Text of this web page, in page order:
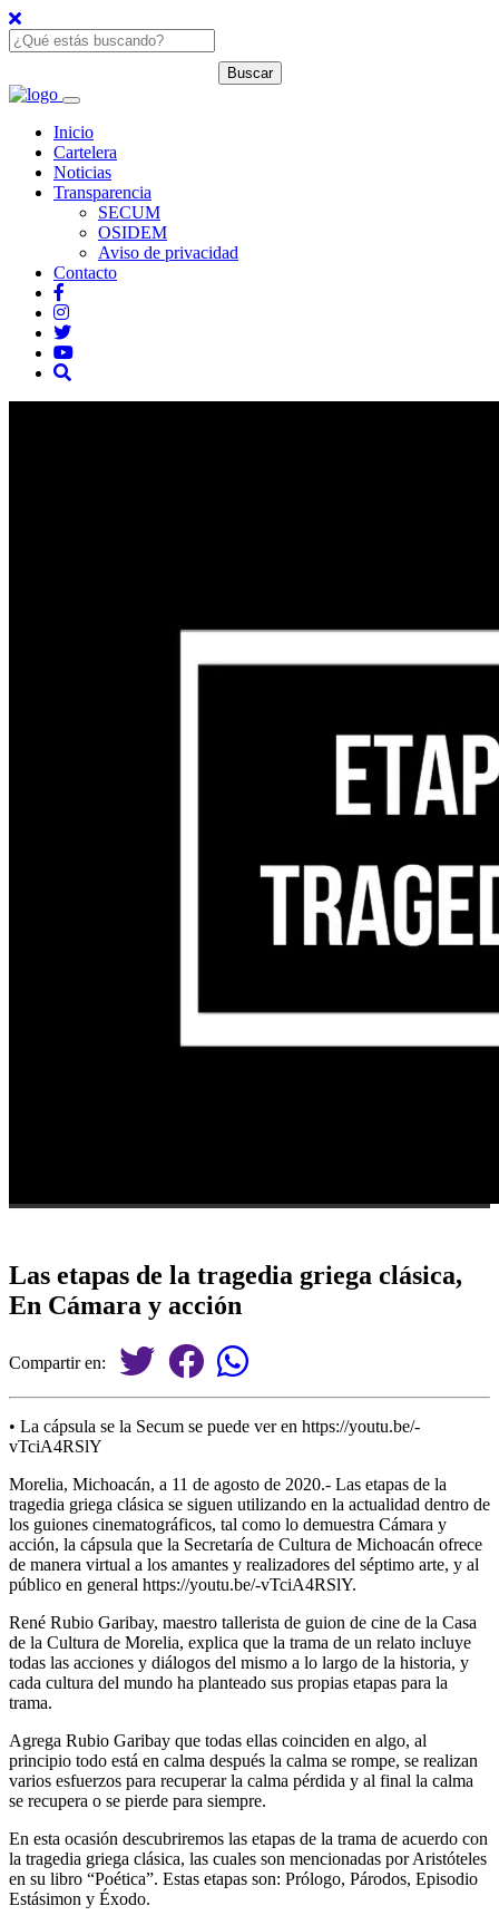
Inicio
Cartelera
Noticias
Transparencia
SECUM
OSIDEM
Aviso de privacidad
Contacto
Las etapas de la tragedia griega clásica,
En Cámara y acción
Compartir en:
• La cápsula se la Secum se puede ver en https://youtu.be/-
vTciA4RSlY
Morelia, Michoacán, a 11 de agosto de 2020.- Las etapas de la
tragedia griega clásica se siguen utilizando en la actualidad dentro de
los guiones cinematográficos, tal como lo demuestra Cámara y
acción, la cápsula que la Secretaría de Cultura de Michoacán ofrece
de manera virtual a los amantes y realizadores del séptimo arte, y al
público en general https://youtu.be/-vTciA4RSlY.
René Rubio Garibay, maestro tallerista de guion de cine de la Casa
de la Cultura de Morelia, explica que la trama de un relato incluye
todas las acciones y diálogos del mismo a lo largo de la historia, y
cada cultura del mundo ha planteado sus propias etapas para la
trama.
Agrega Rubio Garibay que todas ellas coinciden en algo, al
principio todo está en calma después la calma se rompe, se realizan
varios esfuerzos para recuperar la calma pérdida y al final la calma
se recupera o se pierde para siempre.
En esta ocasión descubriremos las etapas de la trama de acuerdo con
la tragedia griega clásica, las cuales son mencionadas por Aristóteles
en su libro “Poética”. Estas etapas son: Prólogo, Párodos, Episodio
Estásimon y Éxodo.